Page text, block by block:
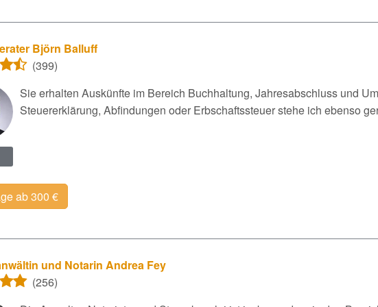
Björn Balluff
(399)
ab 300 €
Sie erhalten Auskünfte im Bereich Buchhaltung, Jahresabschluss und
Steuererklärung, Abfindungen oder Erbschaftssteuer stehe ich ebenso
und Notarin Andrea Fey
(256)